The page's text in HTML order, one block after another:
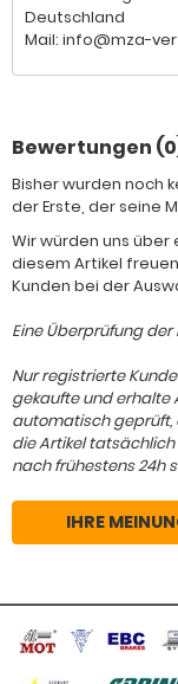
Deutschland
Mail: info@mza-
Bewertungen
Bisher wurden noch
der Erste, der seine
Wir würden uns
diesem Artikel
Kunden bei der
Eine Überprüfung
Nur registrierte
gekaufte und erhalte
automatisch geprüft,
die Artikel
nach frühestens 24h
IHRE